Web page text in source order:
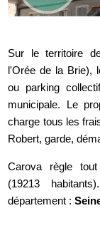
Sur le territoire
l'Orée de la Brie),
ou parking
municipale. Le
charge tous les
Robert, garde,
Carova règle
(19213
département :